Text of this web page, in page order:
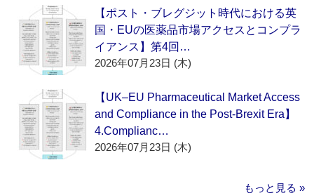
【ポスト・ブレグジット時代における英
国・EUの医薬品市場アクセスとコンプラ
イアンス】第4回…
2026年07月23日 (木)
【UK–EU Pharmaceutical Market Access
and Compliance in the Post-Brexit Era】
4.Complianc…
2026年07月23日 (木)
もっと見る »